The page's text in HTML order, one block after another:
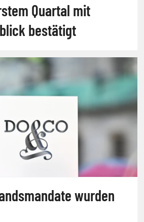
Quartal mit
bestätigt
wurden